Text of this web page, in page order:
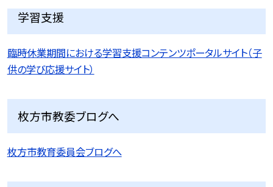
学習支援
臨時休業期間における学習支援コンテンツポータルサイト（子
供の学び応援サイト）
枚方市教委ブログへ
枚方市教育委員会ブログへ